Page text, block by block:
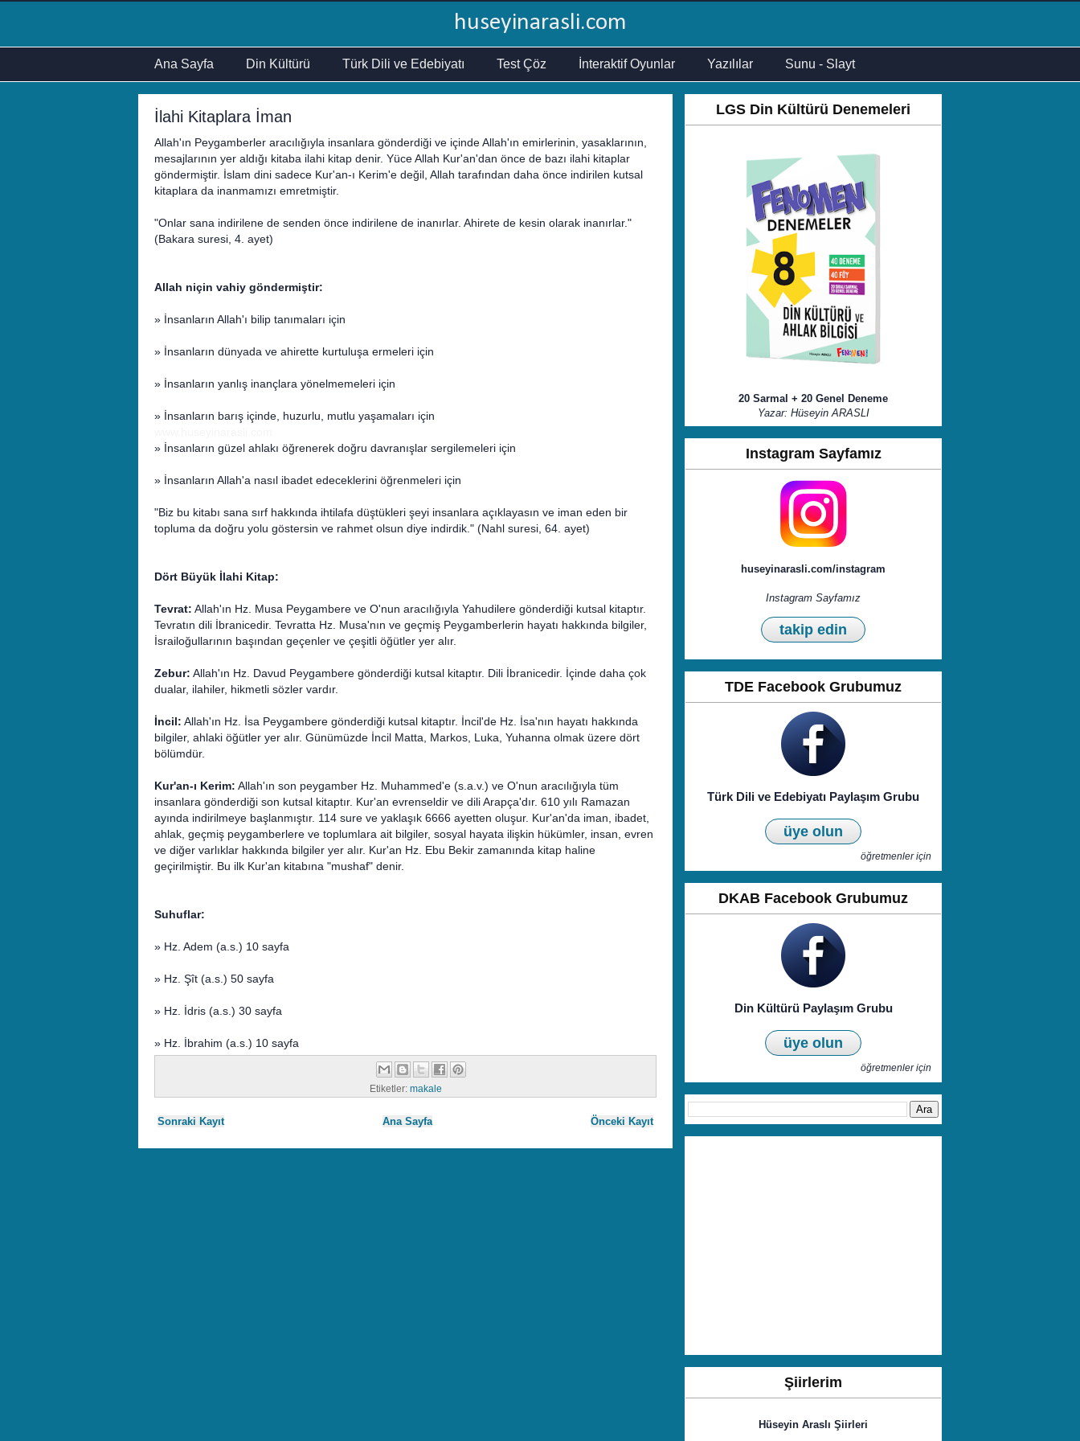
huseyinarasli.com
Ana Sayfa Din Kültürü Türk Dili ve Edebiyatı Test Çöz İnteraktif Oyunlar Yazılılar Sunu - Slayt
İlahi Kitaplara İman
Allah'ın Peygamberler aracılığıyla insanlara gönderdiği ve içinde Allah'ın emirlerinin, yasaklarının,
mesajlarının yer aldığı kitaba ilahi kitap denir. Yüce Allah Kur'an'dan önce de bazı ilahi kitaplar
göndermiştir. İslam dini sadece Kur'an-ı Kerim'e değil, Allah tarafından daha önce indirilen kutsal
kitaplara da inanmamızı emretmiştir.
"Onlar sana indirilene de senden önce indirilene de inanırlar. Ahirete de kesin olarak inanırlar."
(Bakara suresi, 4. ayet)
Allah niçin vahiy göndermiştir:
» İnsanların Allah'ı bilip tanımaları için
» İnsanların dünyada ve ahirette kurtuluşa ermeleri için
» İnsanların yanlış inançlara yönelmemeleri için
» İnsanların barış içinde, huzurlu, mutlu yaşamaları için
» İnsanların güzel ahlakı öğrenerek doğru davranışlar sergilemeleri için
» İnsanların Allah'a nasıl ibadet edeceklerini öğrenmeleri için
"Biz bu kitabı sana sırf hakkında ihtilafa düştükleri şeyi insanlara açıklayasın ve iman eden bir
topluma da doğru yolu göstersin ve rahmet olsun diye indirdik." (Nahl suresi, 64. ayet)
Dört Büyük İlahi Kitap:
Tevrat: Allah'ın Hz. Musa Peygambere ve O'nun aracılığıyla Yahudilere gönderdiği kutsal kitaptır.
Tevratın dili İbranicedir. Tevratta Hz. Musa'nın ve geçmiş Peygamberlerin hayatı hakkında bilgiler,
İsrailoğullarının başından geçenler ve çeşitli öğütler yer alır.
Zebur: Allah'ın Hz. Davud Peygambere gönderdiği kutsal kitaptır. Dili İbranicedir. İçinde daha çok
dualar, ilahiler, hikmetli sözler vardır.
İncil: Allah'ın Hz. İsa Peygambere gönderdiği kutsal kitaptır. İncil'de Hz. İsa'nın hayatı hakkında
bilgiler, ahlaki öğütler yer alır. Günümüzde İncil Matta, Markos, Luka, Yuhanna olmak üzere dört
bölümdür.
Kur'an-ı Kerim: Allah'ın son peygamber Hz. Muhammed'e (s.a.v.) ve O'nun aracılığıyla tüm
insanlara gönderdiği son kutsal kitaptır. Kur'an evrenseldir ve dili Arapça'dır. 610 yılı Ramazan
ayında indirilmeye başlanmıştır. 114 sure ve yaklaşık 6666 ayetten oluşur. Kur'an'da iman, ibadet,
ahlak, geçmiş peygamberlere ve toplumlara ait bilgiler, sosyal hayata ilişkin hükümler, insan, evren
ve diğer varlıklar hakkında bilgiler yer alır. Kur'an Hz. Ebu Bekir zamanında kitap haline
geçirilmiştir. Bu ilk Kur'an kitabına "mushaf" denir.
Suhuflar:
» Hz. Adem (a.s.) 10 sayfa
» Hz. Şît (a.s.) 50 sayfa
» Hz. İdris (a.s.) 30 sayfa
» Hz. İbrahim (a.s.) 10 sayfa
Etiketler: makale
Sonraki Kayıt Önceki Kayıt
Ana Sayfa
LGS Din Kültürü Denemeleri
20 Sarmal + 20 Genel Deneme
Yazar: Hüseyin ARASLI
Instagram Sayfamız
huseyinarasli.com/instagram
Instagram Sayfamız
takip edin
TDE Facebook Grubumuz
Türk Dili ve Edebiyatı Paylaşım Grubu
üye olun
öğretmenler için
DKAB Facebook Grubumuz
Din Kültürü Paylaşım Grubu
üye olun
öğretmenler için
Şiirlerim
Hüseyin Araslı Şiirleri